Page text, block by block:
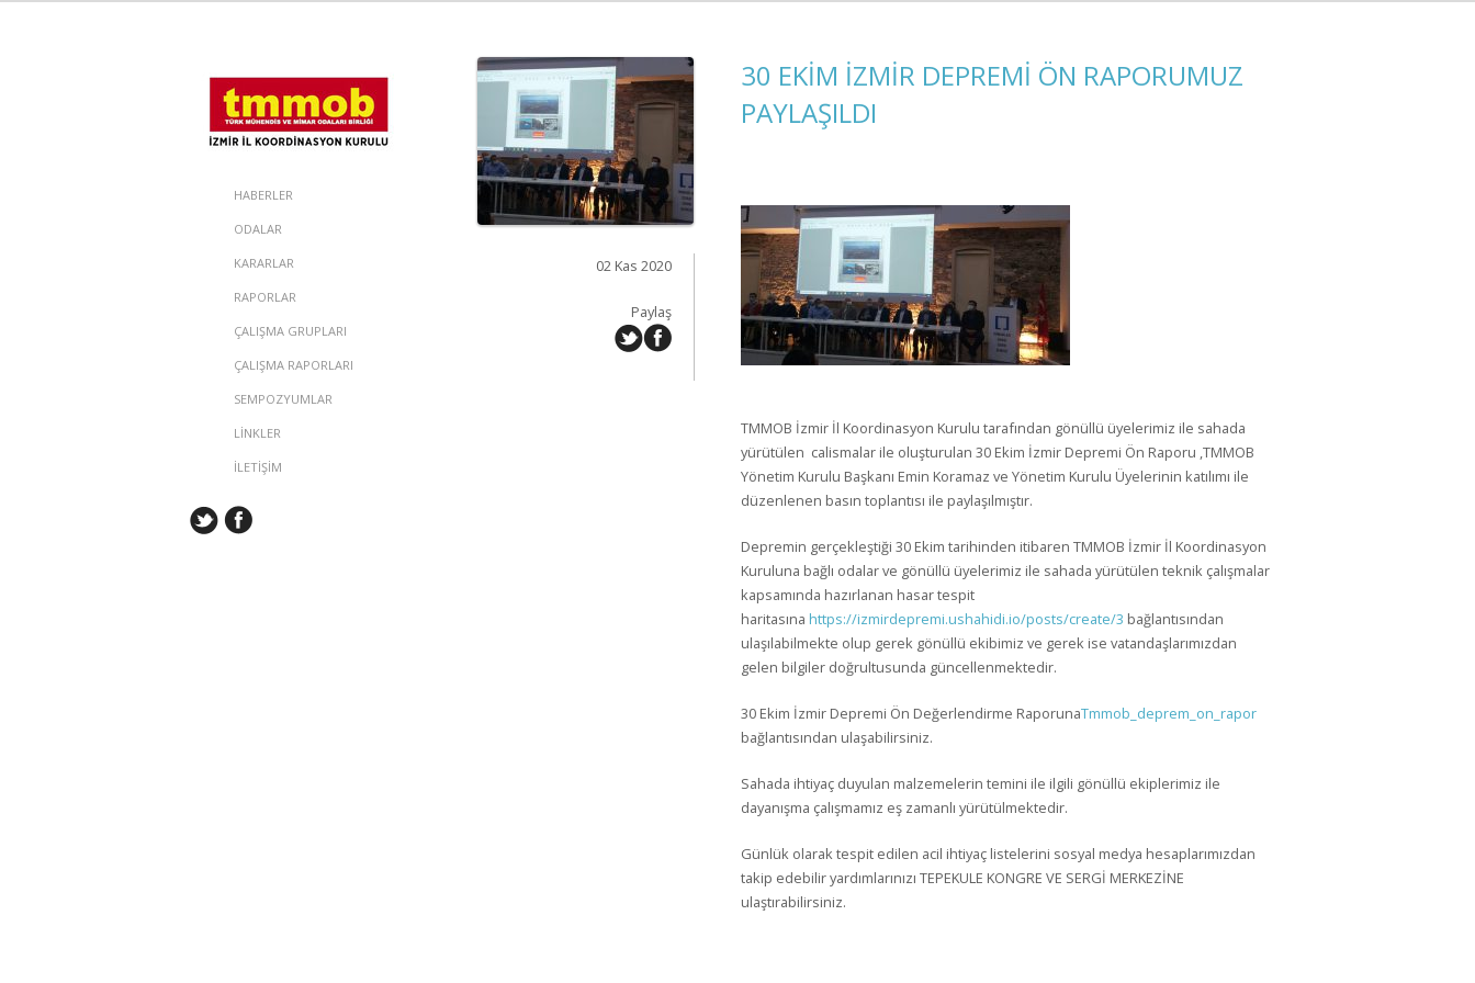
HABERLER
ODALAR
KARARLAR
RAPORLAR
ÇALIŞMA GRUPLARI
ÇALIŞMA RAPORLARI
SEMPOZYUMLAR
LİNKLER
İLETİŞİM
02 Kas 2020
Paylaş
30 EKİM İZMİR DEPREMİ ÖN RAPORUMUZ
PAYLAŞILDI
TMMOB İzmir İl Koordinasyon Kurulu tarafından gönüllü üyelerimiz ile sahada
yürütülen calismalar ile oluşturulan 30 Ekim İzmir Depremi Ön Raporu ,TMMOB
Yönetim Kurulu Başkanı Emin Koramaz ve Yönetim Kurulu Üyelerinin katılımı ile
düzenlenen basın toplantısı ile paylaşılmıştır.
Depremin gerçekleştiği 30 Ekim tarihinden itibaren TMMOB İzmir İl Koordinasyon
Kuruluna bağlı odalar ve gönüllü üyelerimiz ile sahada yürütülen teknik çalışmalar
kapsamında hazırlanan hasar tespit
haritasına https://izmirdepremi.ushahidi.io/posts/create/3 bağlantısından
ulaşılabilmekte olup gerek gönüllü ekibimiz ve gerek ise vatandaşlarımızdan
gelen bilgiler doğrultusunda güncellenmektedir.
30 Ekim İzmir Depremi Ön Değerlendirme RaporunaTmmob_deprem_on_rapor
bağlantısından ulaşabilirsiniz.
Sahada ihtiyaç duyulan malzemelerin temini ile ilgili gönüllü ekiplerimiz ile
dayanışma çalışmamız eş zamanlı yürütülmektedir.
Günlük olarak tespit edilen acil ihtiyaç listelerini sosyal medya hesaplarımızdan
takip edebilir yardımlarınızı TEPEKULE KONGRE VE SERGİ MERKEZİNE
ulaştırabilirsiniz.